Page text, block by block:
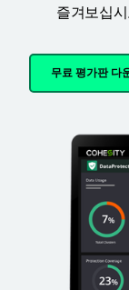
즐겨보십
무료 평가판 다